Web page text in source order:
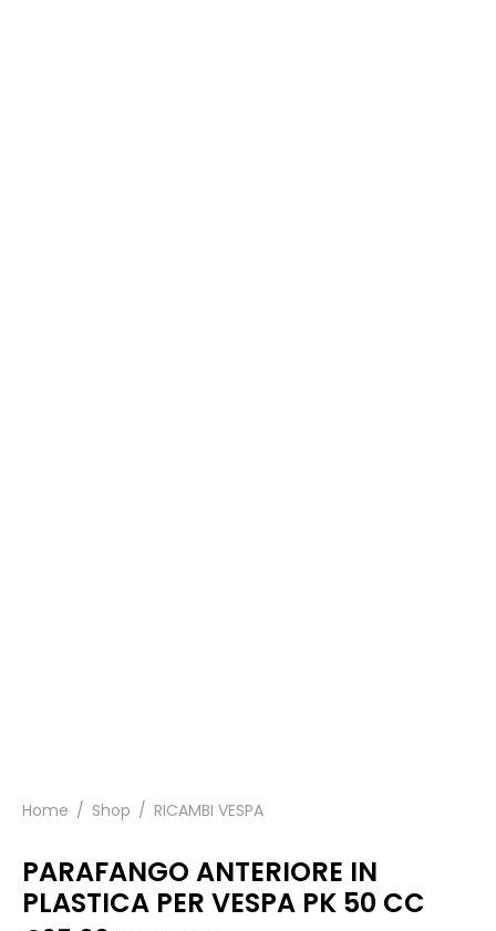
Home / Shop / RICAMBI VESPA
PARAFANGO ANTERIORE IN
PLASTICA PER VESPA PK 50 CC